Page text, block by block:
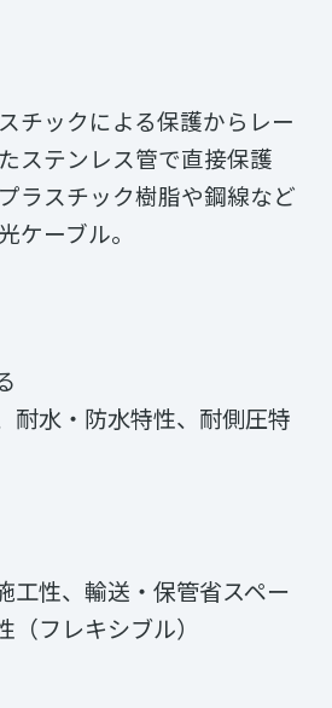
チックによる保護からレー
ステンレス管で直接保護
ラスチック樹脂や鋼線など
ケーブル。
耐水・防水特性、耐側圧特
工性、輸送・保管省スペー
（フレキシブル）